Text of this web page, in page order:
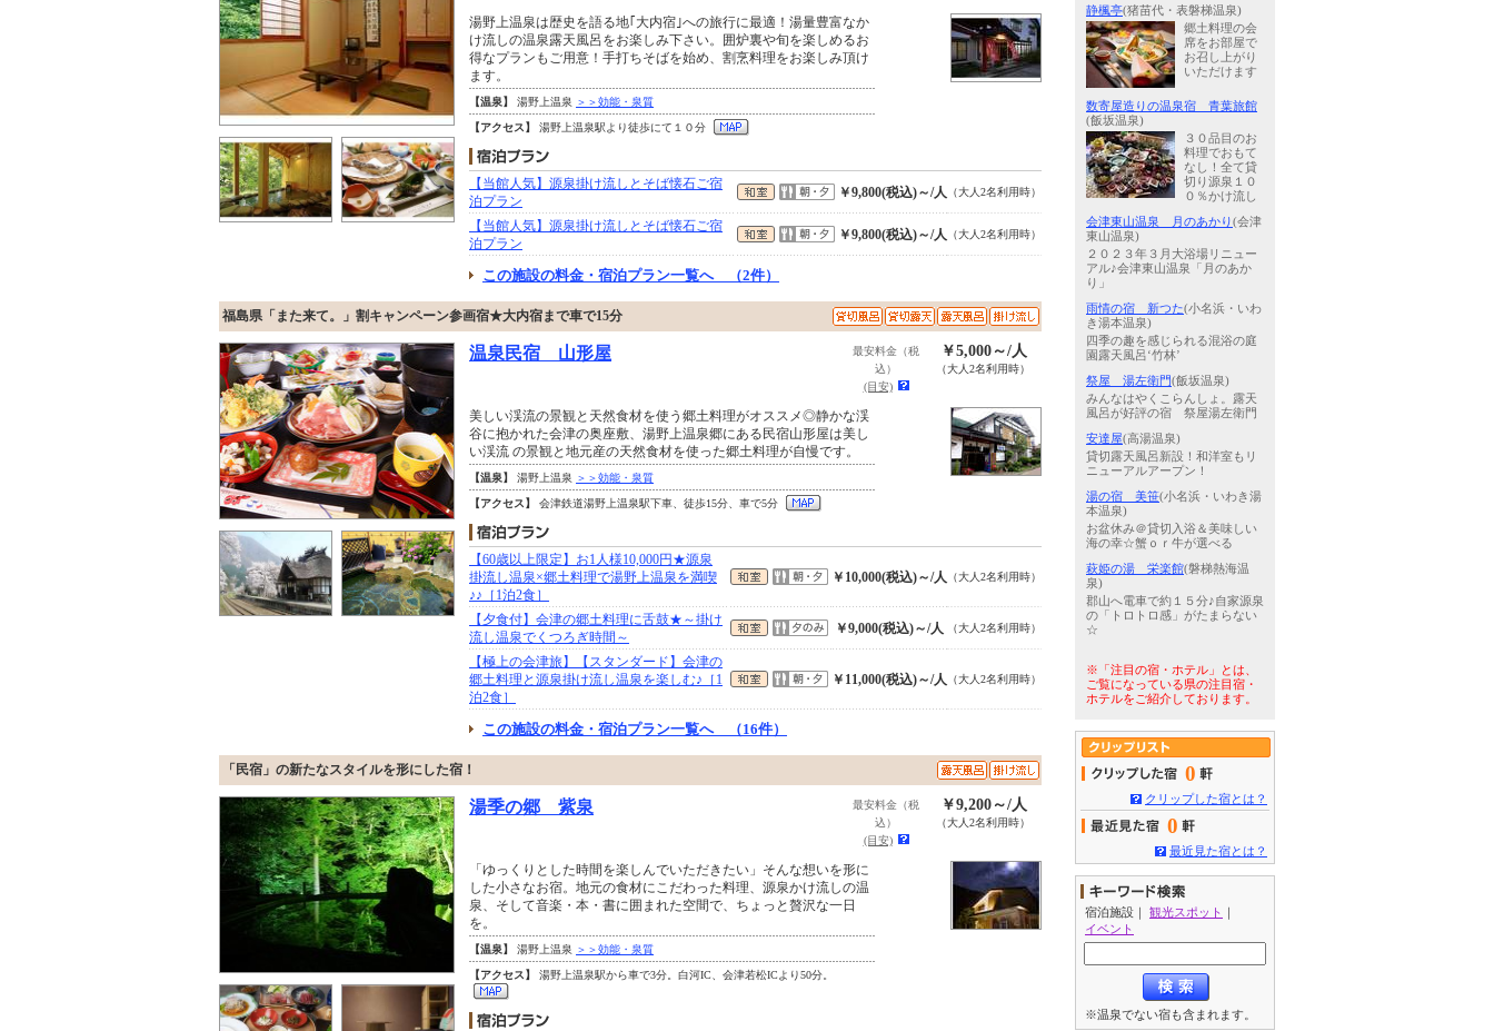
湯野上温泉は歴史を語る地｢大内宿｣への旅行に最適！湯量豊富なか
け流しの温泉露天風呂をお楽しみ下さい。囲炉裏や旬を楽しめるお
得なプランもご用意！手打ちそばを始め、割烹料理をお楽しみ頂け
ます。
【温泉】 湯野上温泉 ＞＞効能・泉質
【アクセス】 湯野上温泉駅より徒歩にて１０分
【当館人気】源泉掛け流しとそば懐石ご宿
泊プラン
￥9,800(税込)～/人 （大人2名利用時）
【当館人気】源泉掛け流しとそば懐石ご宿
泊プラン
￥9,800(税込)～/人 （大人2名利用時）
この施設の料金・宿泊プラン一覧へ （2件）
福島県「また来て。」割キャンペーン参画宿★大内宿まで車で15分
温泉民宿 山形屋
最安料金（税
込）
(目安)
￥5,000～/人
（大人2名利用時）
美しい渓流の景観と天然食材を使う郷土料理がオススメ◎静かな渓
谷に抱かれた会津の奥座敷、湯野上温泉郷にある民宿山形屋は美し
い渓流 の景観と地元産の天然食材を使った郷土料理が自慢です。
【温泉】 湯野上温泉 ＞＞効能・泉質
【アクセス】 会津鉄道湯野上温泉駅下車、徒歩15分、車で5分
【60歳以上限定】お1人様10,000円★源泉
掛流し温泉×郷土料理で湯野上温泉を満喫
♪♪［1泊2食］
￥10,000(税込)～/人 （大人2名利用時）
【夕食付】会津の郷土料理に舌鼓★～掛け
流し温泉でくつろぎ時間～
￥9,000(税込)～/人 （大人2名利用時）
【極上の会津旅】【スタンダード】会津の
郷土料理と源泉掛け流し温泉を楽しむ♪［1
泊2食］
￥11,000(税込)～/人 （大人2名利用時）
この施設の料金・宿泊プラン一覧へ （16件）
「民宿」の新たなスタイルを形にした宿！
湯季の郷 紫泉
最安料金（税
込）
(目安)
￥9,200～/人
（大人2名利用時）
「ゆっくりとした時間を楽しんでいただきたい」そんな想いを形に
した小さなお宿。地元の食材にこだわった料理、源泉かけ流しの温
泉、そして音楽・本・書に囲まれた空間で、ちょっと贅沢な一日
を。
【温泉】 湯野上温泉 ＞＞効能・泉質
【アクセス】 湯野上温泉駅から車で3分。白河IC、会津若松ICより50分。
静楓亭(猪苗代・表磐梯温泉)
郷土料理の会
席をお部屋で
お召し上がり
いただけます
数寄屋造りの温泉宿 青葉旅館
(飯坂温泉)
３０品目のお
料理でおもて
なし！全て貸
切り源泉１０
０％かけ流し
会津東山温泉 月のあかり(会津
東山温泉)
２０２３年３月大浴場リニュー
アル♪会津東山温泉「月のあか
り」
雨情の宿 新つた(小名浜・いわ
き湯本温泉)
四季の趣を感じられる混浴の庭
園露天風呂‘竹林’
祭屋 湯左衛門(飯坂温泉)
みんなはやくこらんしょ。露天
風呂が好評の宿 祭屋湯左衛門
安達屋(高湯温泉)
貸切露天風呂新設！和洋室もリ
ニューアルアープン！
湯の宿 美笹(小名浜・いわき湯
本温泉)
お盆休み＠貸切入浴＆美味しい
海の幸☆蟹ｏｒ牛が選べる
萩姫の湯 栄楽館(磐梯熱海温
泉)
郡山へ電車で約１５分♪自家源泉
の「トロトロ感」がたまらない
☆
※「注目の宿・ホテル」とは、
ご覧になっている県の注目宿・
ホテルをご紹介しております。
0
クリップした宿とは？
0
最近見た宿とは？
宿泊施設 ｜ 観光スポット ｜
イベント
※温泉でない宿も含まれます。